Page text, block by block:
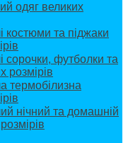
одяг великих
та піджаки
футболки та
розмірів
нічний та домашній